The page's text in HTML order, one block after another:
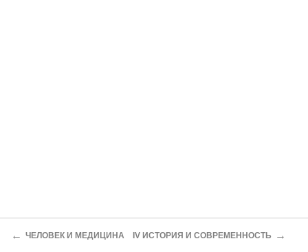
← ЧЕЛОВЕК И МЕДИЦИНА IV ИСТОРИЯ И СОВРЕМЕННОСТЬ →